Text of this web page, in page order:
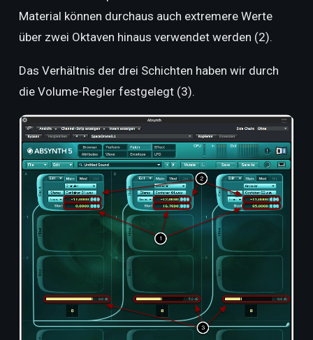
Material können durchaus auch extremere Werte
über zwei Oktaven hinaus verwendet werden (2).
Das Verhältnis der drei Schichten haben wir durch
die Volume-Regler festgelegt (3).